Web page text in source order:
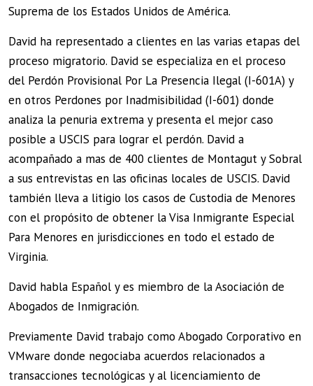
Suprema de los Estados Unidos de América.
David ha representado a clientes en las varias etapas del
proceso migratorio. David se especializa en el proceso
del Perdón Provisional Por La Presencia Ilegal (I-601A) y
en otros Perdones por Inadmisibilidad (I-601) donde
analiza la penuria extrema y presenta el mejor caso
posible a USCIS para lograr el perdón. David a
acompañado a mas de 400 clientes de Montagut y Sobral
a sus entrevistas en las oficinas locales de USCIS. David
también lleva a litigio los casos de Custodia de Menores
con el propósito de obtener la Visa Inmigrante Especial
Para Menores en jurisdicciones en todo el estado de
Virginia.
David habla Español y es miembro de la Asociación de
Abogados de Inmigración.
Previamente David trabajo como Abogado Corporativo en
VMware donde negociaba acuerdos relacionados a
transacciones tecnológicas y al licenciamiento de